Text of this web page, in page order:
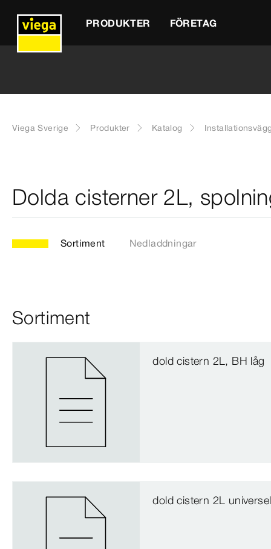
PRODUKTER FÖRETAG
Viega Sverige Produkter Katalog
Dolda cisterner 2L,
Sortiment Nedladdningar
Sortiment
dold cistern 2L, BH låg
dold cistern 2L